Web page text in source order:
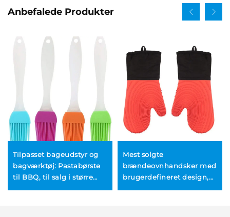
Anbefalede Produkter
Tilpasset bageudstyr og
bagværktøj: Pastabørste
til BBQ, til salg i større
Mest solgte
brændeovnhandsker med
brugerdefineret design,